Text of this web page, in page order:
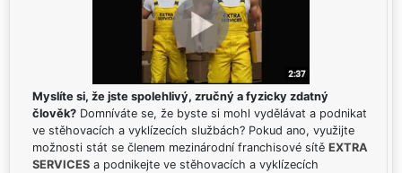
Myslíte si, že jste spolehlivý, zručný a fyzicky zdatný
člověk? Domníváte se, že byste si mohl vydělávat a podnikat
ve stěhovacích a vyklízecích službách? Pokud ano, využijte
možnosti stát se členem mezinárodní franchisové sítě EXTRA
SERVICES a podnikejte ve stěhovacích a vyklízecích